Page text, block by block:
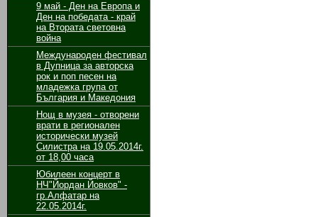
9 май - Ден на Европа и
Ден на победата - край
на Втората световна
война
Международен фестивал
в Дупница за авторска
рок и поп песен на
младежка група от
България и Македония
Нощ в музея - отворени
врати в регионален
исторически музей
Силистра на 19.05.2014г.
от 18,00 часа
Юбилеен концерт в
НЧ"Йордан Йовков" -
гр.Алфатар на
22.05.2014г.